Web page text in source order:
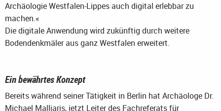
Archäologie Westfalen-Lippes auch digital erlebbar zu
machen.«
Die digitale Anwendung wird zukünftig durch weitere
Bodendenkmäler aus ganz Westfalen erweitert.
Ein bewährtes Konzept
Bereits während seiner Tätigkeit in Berlin hat Archäologe Dr.
Michael Malliaris, jetzt Leiter des Fachreferats für